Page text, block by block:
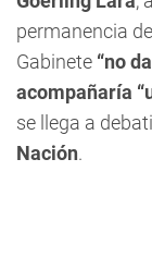
permanencia de
Gabinete “no
acompañaría
se llega a
Nación.